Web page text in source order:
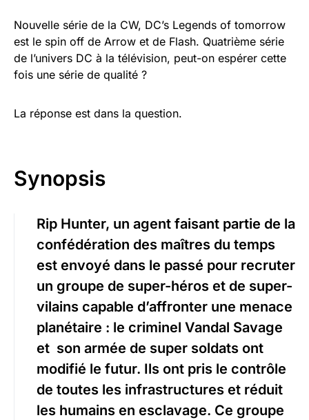
Nouvelle série de la CW, DC’s Legends of tomorrow
est le spin off de Arrow et de Flash. Quatrième série
de l’univers DC à la télévision, peut-on espérer cette
fois une série de qualité ?
La réponse est dans la question.
Synopsis
Rip Hunter, un agent faisant partie de la
confédération des maîtres du temps
est envoyé dans le passé pour recruter
un groupe de super-héros et de super-
vilains capable d’affronter une menace
planétaire : le criminel Vandal Savage
et son armée de super soldats ont
modifié le futur. Ils ont pris le contrôle
de toutes les infrastructures et réduit
les humains en esclavage. Ce groupe